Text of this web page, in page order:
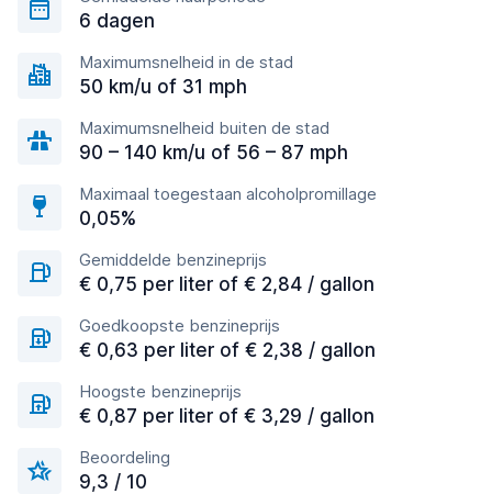
6 dagen
Maximumsnelheid in de stad
50 km/u of 31 mph
Maximumsnelheid buiten de stad
90 – 140 km/u of 56 – 87 mph
Maximaal toegestaan alcoholpromillage
0,05%
Gemiddelde benzineprijs
€ 0,75 per liter of € 2,84 / gallon
Goedkoopste benzineprijs
€ 0,63 per liter of € 2,38 / gallon
Hoogste benzineprijs
€ 0,87 per liter of € 3,29 / gallon
Beoordeling
9,3 / 10